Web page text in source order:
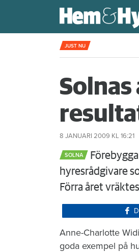
JUST NU
8 JANUARI 2009 KL 16:21
SOLNA
hyresrådgivare
Förra året
Anne-Charlotte
goda exempel på